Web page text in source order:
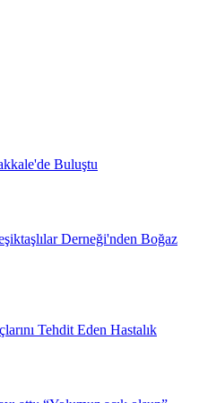
Buluştu
Derneği'nden Boğaz
Tehdit Eden Hastalık